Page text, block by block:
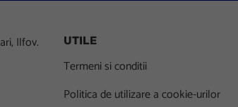
Ilfov.
UTILE
Termeni si conditii
Politica de utilizare a cookie-urilor